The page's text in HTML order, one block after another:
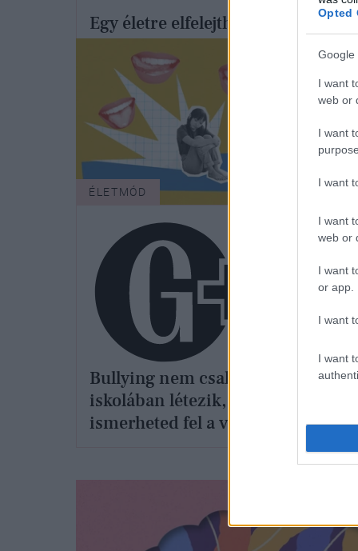
Opted
Google
I want
web or
I want
I want
I want
web or
I want
or app.
I want
I want
Egy életre elfelejtheted a puffadás
okozta kellemetlenségeket ezekkel
az aromaterápiás eszközökkel
ÉLETMÓD
Bullying nem csak az
iskolában létezik, így
ismerheted fel a valódi
is